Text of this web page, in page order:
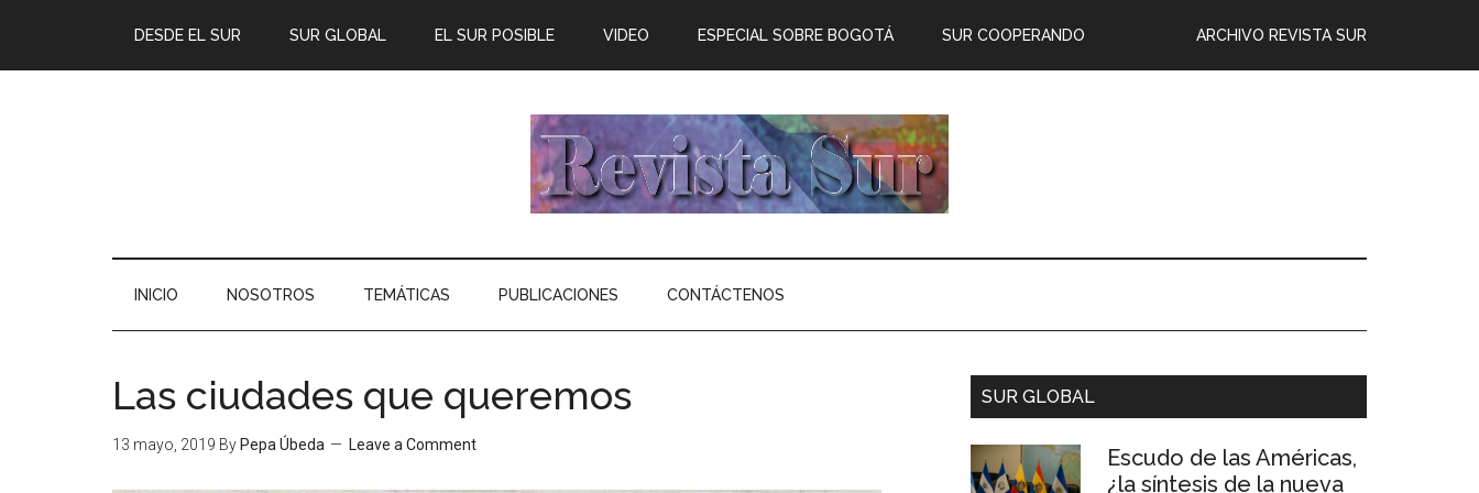
DESDE EL SUR SUR GLOBAL EL SUR POSIBLE ARCHIVO REVISTA SUR
VIDEO ESPECIAL SOBRE BOGOTÁ SUR COOPERANDO
INICIO NOSOTROS TEMÁTICAS PUBLICACIONES CONTÁCTENOS
Las ciudades que queremos
13 mayo, 2019 By Pepa Úbeda Leave a Comment
SUR GLOBAL
Escudo de las Américas,
¿la síntesis de la nueva